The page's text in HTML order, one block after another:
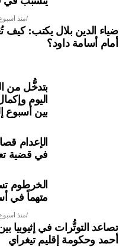
منذ
ضياء الدين بلال يكتب: كيف
أمام أسامة داود؟
بتدخُّل من
اليوم
بين أسبوع إلى ١٠
في قضية
متهماً في
منذ
تصاعد التوتُّرات في إثيوبيا
أحمد وحكومة إقليم تيغراي